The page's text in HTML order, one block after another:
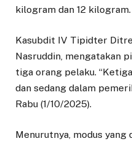
kilogram dan 12 kilogram.
Kasubdit IV Tipidter
Nasruddin, mengatakan
tiga orang pelaku.
dan sedang dalam
Rabu (1/10/2025).
Menurutnya, modus yang